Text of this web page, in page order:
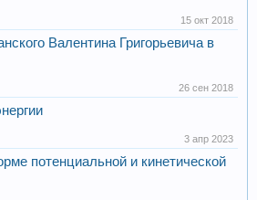
15 окт 2018
Валентина Григорьевича в
26 сен 2018
3 апр 2023
потенциальной и кинетической